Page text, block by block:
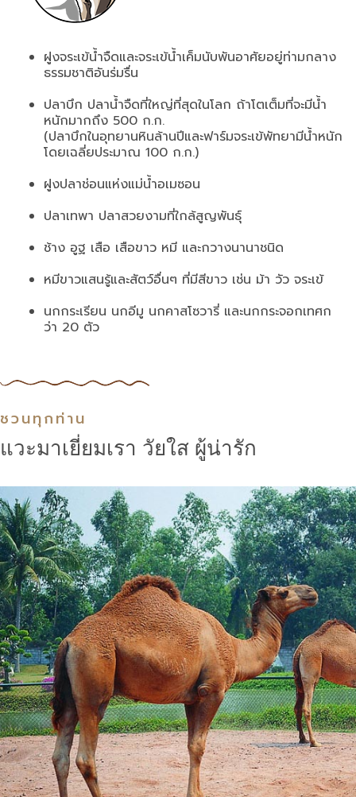
ฝูงจระเข้น้ำจืดและจระเข้น้ำเค็มนับพันอาศัยอยู่ท่ามกลาง
ธรรมชาติอันร่มรื่น
ปลาบึก ปลาน้ำจืดที่ใหญ่ที่สุดในโลก ถ้าโตเต็มที่จะมีน้ำ
หนักมากถึง 500 ก.ก.
(ปลาบึกในอุทยานหินล้านปีและฟาร์มจระเข้พัทยามีน้ำหนัก
โดยเฉลี่ยประมาณ 100 ก.ก.)
ฝูงปลาช่อนแห่งแม่น้ำอเมซอน
ปลาเทพา ปลาสวยงามที่ใกล้สูญพันธุ์
ช้าง อูฐ เสือ เสือขาว หมี และกวางนานาชนิด
หมีขาวแสนรู้และสัตว์อื่นๆ ที่มีสีขาว เช่น ม้า วัว จระเข้
นกกระเรียน นกอีมู นกคาสโซวารี่ และนกกระจอกเทศก
ว่า 20 ตัว
ชวนทุกท่าน
แวะมาเยี่ยมเรา วัยใส ผู้น่ารัก